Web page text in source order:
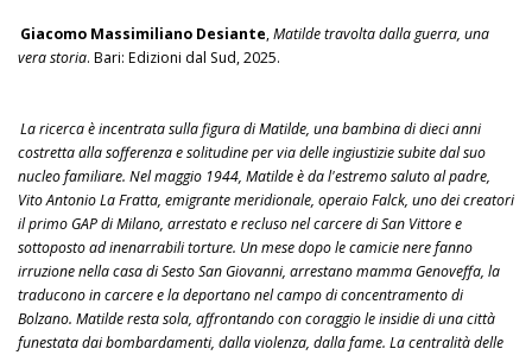
Giacomo Massimiliano Desiante,Matilde travolta dalla guerra, una
vera storia. Bari: Edizioni dal Sud, 2025.
La ricerca è incentrata sulla figura di Matilde, una bambina di dieci anni
costretta alla sofferenza e solitudine per via delle ingiustizie subite dal suo
nucleo familiare. Nel maggio 1944, Matilde è da l'estremo saluto al padre,
Vito Antonio La Fratta, emigrante meridionale, operaio Falck, uno dei creatori
il primo GAP di Milano, arrestato e recluso nel carcere di San Vittore e
sottoposto ad inenarrabili torture. Un mese dopo le camicie nere fanno
irruzione nella casa di Sesto San Giovanni, arrestano mamma Genoveffa, la
traducono in carcere e la deportano nel campo di concentramento di
Bolzano. Matilde resta sola, affrontando con coraggio le insidie di una città
funestata dai bombardamenti, dalla violenza, dalla fame. La centralità delle